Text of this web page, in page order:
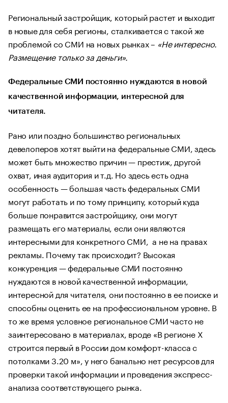
Региональный застройщик, который растет и выходит
в новые для себя регионы, сталкивается с такой же
проблемой со СМИ на новых рынках – «Не интересно.
Размещение только за деньги».
Федеральные СМИ постоянно нуждаются в новой
качественной информации, интересной для
читателя.
Рано или поздно большинство региональных
девелоперов хотят выйти на федеральные СМИ, здесь
может быть множество причин — престиж, другой
охват, иная аудитория и т.д. Но здесь есть одна
особенность — большая часть федеральных СМИ
могут работать и по тому принципу, который куда
больше понравится застройщику, они могут
размещать его материалы, если они являются
интересными для конкретного СМИ, а не на правах
рекламы. Почему так происходит? Высокая
конкуренция — федеральные СМИ постоянно
нуждаются в новой качественной информации,
интересной для читателя, они постоянно в ее поиске и
способны оценить ее на профессиональном уровне. В
то же время условное региональное СМИ часто не
заинтересовано в материалах, вроде «В регионе Х
строится первый в России дом комфорт-класса с
потолками 3.20 м», у него банально нет ресурсов для
проверки такой информации и проведения экспресс-
анализа соответствующего рынка.